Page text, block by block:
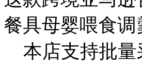
餐具母婴喂食
本店支持批